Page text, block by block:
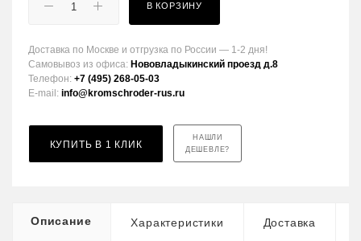
В КОРЗИНУ
Доставка по Москве и отгрузка по России — 1-2 дня!
Самовывоз из офиса: Нововладыкинский проезд д.8
Телефон: +7 (495) 268-05-03
E-mail: info@kromschroder-rus.ru
КУПИТЬ В 1 КЛИК
НАШЛИ
ДЕШЕВЛЕ?
Описание Характеристики Доставка